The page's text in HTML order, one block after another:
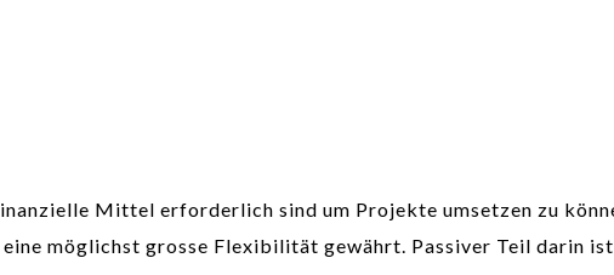
Mittel erforderlich sind um Projekte umsetzen zu
möglichst grosse Flexibilität gewährt. Passiver Teil darin